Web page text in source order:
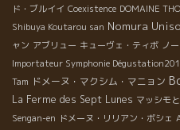
ド・ブルイイ Coexistence DOMAINE
Shibuya Koutarou san Nomura
ャン アブリュー キューヴェ・ティボ ノ
Importateur Symphonie
Tam ドメーヌ・マクシム・マニョン
La Ferme des Sept Lunes マッシモ
Sengan-en ドメーヌ・リリアン・ボシェ